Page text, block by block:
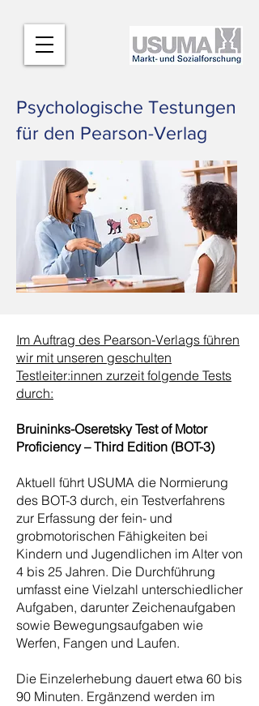
Psychologische Testungen
für den Pearson-Verlag
Im Auftrag des Pearson-Verlags führen
wir mit unseren geschulten
Testleiter:innen zurzeit folgende Tests
durch:
Bruininks-Oseretsky Test of Motor
Proficiency – Third Edition (BOT-3)
Aktuell führt USUMA die Normierung
des BOT-3 durch, ein Testverfahrens
zur Erfassung der fein- und
grobmotorischen Fähigkeiten bei
Kindern und Jugendlichen im Alter von
4 bis 25 Jahren. Die Durchführung
umfasst eine Vielzahl unterschiedlicher
Aufgaben, darunter Zeichenaufgaben
sowie Bewegungsaufgaben wie
Werfen, Fangen und Laufen.
Die Einzelerhebung dauert etwa 60 bis
90 Minuten. Ergänzend werden im